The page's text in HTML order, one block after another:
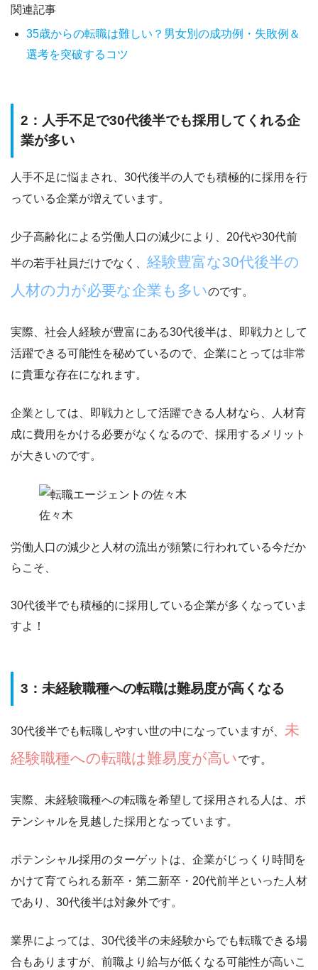
関連記事
35歳からの転職は難しい？男女別の成功例・失敗例＆
選考を突破するコツ
2：人手不足で30代後半でも採用してくれる企
業が多い
人手不足に悩まされ、 30代後半の人でも積極的に採用を行
っている企業が増えています。
少子高齢化による労働人口の減少により、20代や30代前
半の若手社員だけでなく、 経験豊富な30代後半の
人材の力が必要な企業も多いのです。
実際、社会人経験が豊富にある30代後半は、
即戦力として
活躍できる可能性を秘めているので、企業にとっては非常
に貴重な存在になれます。
企業としては、即戦力として活躍できる人材なら、人材育
成に費用をかける必要がなくなるので、採用するメリット
が大きいのです。
佐々木
労働人口の減少と人材の流出が頻繁に行われている今だか
らこそ、
30代後半でも積極的に採用している企業が多くなっていま
すよ！
3：未経験職種への転職は難易度が高くなる
30代後半でも転職しやすい世の中になっていますが、 未
経験職種への転職は難易度が高いです。
実際、未経験職種への転職を希望して採用される人は、 ポ
テンシャルを見越した採用 となっています。
ポテンシャル採用のターゲットは、企業がじっくり時間を
かけて育てられる新卒・第二新卒・20代前半といった人材
であり、30代後半は対象外です。
業界によっては、30代後半の未経験からでも転職できる場
合もありますが、 前職より給与が低くなる可能性が高いこ